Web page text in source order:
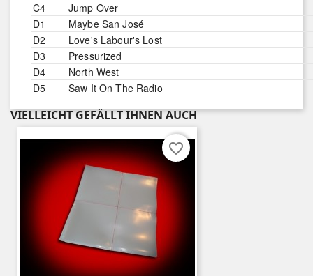
C4
Jump Over
D1
Maybe San José
D2
Love's Labour's Lost
D3
Pressurized
D4
North West
D5
Saw It On The Radio
VIELLEICHT GEFÄLLT IHNEN AUCH
favorite_border